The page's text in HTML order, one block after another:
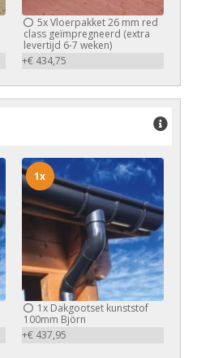
5xVloerpakket 26 mm red
class geïmpregneerd (extra
levertijd 6-7 weken)
+€ 434,75
1xDakgootset kunststof
100mm Björn
+€ 437,95
1x